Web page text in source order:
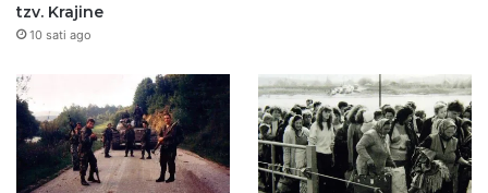
tzv. Krajine
10 sati ago